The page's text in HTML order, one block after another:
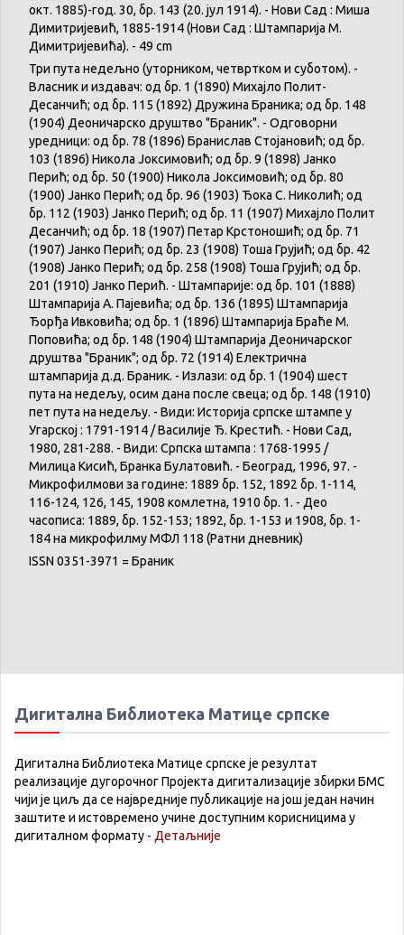
окт. 1885)-год. 30, бр. 143 (20. јул 1914). - Нови Сад : Миша
Димитријевић, 1885-1914 (Нови Сад : Штампарија М.
Димитријевића). - 49 cm
Три пута недељно (уторником, четвртком и суботом). -
Власник и издавач: од бр. 1 (1890) Михајло Полит-
Десанчић; од бр. 115 (1892) Дружина Браника; од бр. 148
(1904) Деоничарско друштво "Браник". - Одговорни
уредници: од бр. 78 (1896) Бранислав Стојановић; од бр.
103 (1896) Никола Јоксимовић; од бр. 9 (1898) Јанко
Перић; од бр. 50 (1900) Никола Јоксимовић; од бр. 80
(1900) Јанко Перић; од бр. 96 (1903) Ђока С. Николић; од
бр. 112 (1903) Јанко Перић; од бр. 11 (1907) Михајло Полит
Десанчић; од бр. 18 (1907) Петар Крстоношић; од бр. 71
(1907) Јанко Перић; од бр. 23 (1908) Тоша Грујић; од бр. 42
(1908) Јанко Перић; од бр. 258 (1908) Тоша Грујић; од бр.
201 (1910) Јанко Перић. - Штампарије: од бр. 101 (1888)
Штампарија А. Пајевића; од бр. 136 (1895) Штампарија
Ђорђа Ивковића; од бр. 1 (1896) Штампарија Браће М.
Поповића; од бр. 148 (1904) Штампарија Деоничарског
друштва "Браник"; од бр. 72 (1914) Електрична
штампарија д.д. Браник. - Излази: од бр. 1 (1904) шест
пута на недељу, осим дана после свеца; од бр. 148 (1910)
пет пута на недељу. - Види: Историја српске штампе у
Угарској : 1791-1914 / Василије Ђ. Крестић. - Нови Сад,
1980, 281-288. - Види: Српска штампа : 1768-1995 /
Милица Кисић, Бранка Булатовић. - Београд, 1996, 97. -
Микрофилмови за године: 1889 бр. 152, 1892 бр. 1-114,
116-124, 126, 145, 1908 комлетна, 1910 бр. 1. - Део
часописа: 1889, бр. 152-153; 1892, бр. 1-153 и 1908, бр. 1-
184 на микрофилму МФЛ 118 (Ратни дневник)
ISSN 0351-3971 = Браник
Дигитална Библиотека Матице српске
Дигитална Библиотека Матице српске је резултат
реализације дугорочног Пројекта дигитализације збирки БМС
чији је циљ да се највредније публикације на још један начин
заштите и истовремено учине доступним корисницима у
дигиталном формату - Детаљније